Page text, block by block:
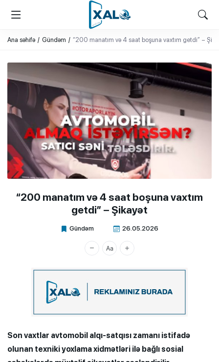
XALQ.ONLINE
ONLAYN PLATFORMA
Ana səhifə Gündəm “200 manatım və 4 saat boşuna vaxtım getdi” –
“200 manatım və 4 saat boşuna vaxtım
getdi” – Şikayət
Gündəm 26.05.2026
Xalq.Online
Son vaxtlar avtomobil alqı-satqısı zamanı istifadə
olunan texniki yoxlama xidmətləri ilə bağlı sosial